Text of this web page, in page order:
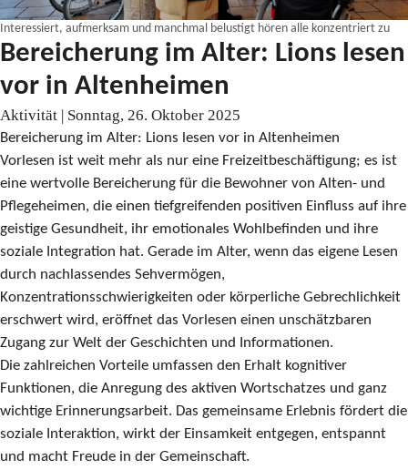
Interessiert, aufmerksam und manchmal belustigt hören alle konzentriert zu
Bereicherung im Alter: Lions lesen
vor in Altenheimen
Aktivität | Sonntag, 26. Oktober 2025
Bereicherung im Alter: Lions lesen vor in Altenheimen
Vorlesen ist weit mehr als nur eine Freizeitbeschäftigung; es ist
eine wertvolle Bereicherung für die Bewohner von Alten- und
Pflegeheimen, die einen tiefgreifenden positiven Einfluss auf ihre
geistige Gesundheit, ihr emotionales Wohlbefinden und ihre
soziale Integration hat. Gerade im Alter, wenn das eigene Lesen
durch nachlassendes Sehvermögen,
Konzentrationsschwierigkeiten oder körperliche Gebrechlichkeit
erschwert wird, eröffnet das Vorlesen einen unschätzbaren
Zugang zur Welt der Geschichten und Informationen.
Die zahlreichen Vorteile umfassen den Erhalt kognitiver
Funktionen, die Anregung des aktiven Wortschatzes und ganz
wichtige Erinnerungsarbeit. Das gemeinsame Erlebnis fördert die
soziale Interaktion, wirkt der Einsamkeit entgegen, entspannt
und macht Freude in der Gemeinschaft.